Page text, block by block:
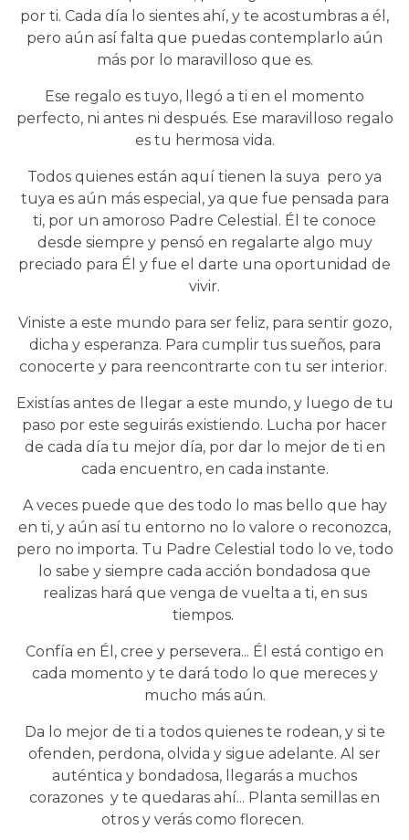
por ti. Cada día lo sientes ahí, y te acostumbras a él,
pero aún así falta que puedas contemplarlo aún
más por lo maravilloso que es.
Ese regalo es tuyo, llegó a ti en el momento
perfecto, ni antes ni después. Ese maravilloso regalo
es tu hermosa vida.
Todos quienes están aquí tienen la suya pero ya
tuya es aún más especial, ya que fue pensada para
ti, por un amoroso Padre Celestial. Él te conoce
desde siempre y pensó en regalarte algo muy
preciado para Él y fue el darte una oportunidad de
vivir.
Viniste a este mundo para ser feliz, para sentir gozo,
dicha y esperanza. Para cumplir tus sueños, para
conocerte y para reencontrarte con tu ser interior.
Existías antes de llegar a este mundo, y luego de tu
paso por este seguirás existiendo. Lucha por hacer
de cada día tu mejor día, por dar lo mejor de ti en
cada encuentro, en cada instante.
A veces puede que des todo lo mas bello que hay
en ti, y aún así tu entorno no lo valore o reconozca,
pero no importa. Tu Padre Celestial todo lo ve, todo
lo sabe y siempre cada acción bondadosa que
realizas hará que venga de vuelta a ti, en sus
tiempos.
Confía en Él, cree y persevera... Él está contigo en
cada momento y te dará todo lo que mereces y
mucho más aún.
Da lo mejor de ti a todos quienes te rodean, y si te
ofenden, perdona, olvida y sigue adelante. Al ser
auténtica y bondadosa, llegarás a muchos
corazones y te quedaras ahí... Planta semillas en
otros y verás como florecen.